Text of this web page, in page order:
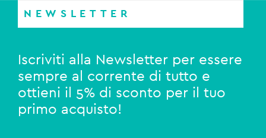
NEWSLETTER
Iscriviti alla Newsletter per essere
sempre al corrente di tutto e
ottieni il 5% di sconto per il tuo
primo acquisto!